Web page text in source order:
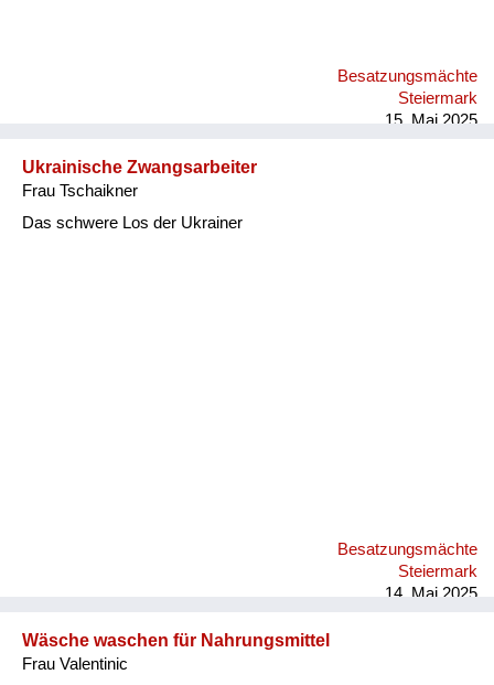
Besatzungsmächte
Steiermark
15. Mai 2025
Ukrainische Zwangsarbeiter
Frau Tschaikner
Das schwere Los der Ukrainer
Besatzungsmächte
Steiermark
14. Mai 2025
Wäsche waschen für Nahrungsmittel
Frau Valentinic